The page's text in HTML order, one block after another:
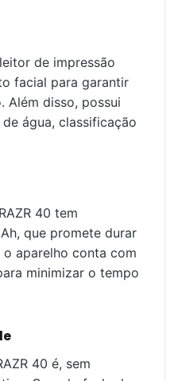
de impressão
facial para garantir
Além disso, possui
água, classificação
40 tem
que promete durar
aparelho conta com
minimizar o tempo
40 é, sem